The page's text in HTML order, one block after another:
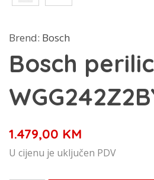
Brend: Bosch
Bosch
1.479,00 KM
U cijenu je uključen PDV